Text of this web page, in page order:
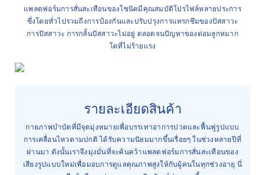
แพลตฟอร์มการสั่นสะเทือนของโซนิคมีคุณสมบัติโปรไฟล์หลายประการ
ซึ่งโดยทั่วไปรวมถึงการป้องกันและปรับปรุงการแทรกซึมของปัสสาวะ
การปัสสาวะ การกลั้นปัสสาวะไม่อยู่ ตลอดจนปัญหาของต่อมลูกหมาก
โตที่ไม่ร้ายแรง
รายละเอียดสินค้า
กายภาพบำบัดที่มีจุดมุ่งหมายเพื่อบรรเทาอาการปวดและฟื้นฟูรูปแบบ
การเคลื่อนไหวตามปกติ ได้รับความนิยมมากขึ้นเรื่อยๆ ในช่วงหลายปีที่
ผ่านมา ดังนั้นเราจึงมุ่งมั่นที่จะค้นคว้าแพลตฟอร์มการสั่นสะเทือนของ
เสียงรูปแบบใหม่เพื่อมอบการดูแลคุณภาพสูงให้กับผู้คนในทุกช่วงอายุ นี่